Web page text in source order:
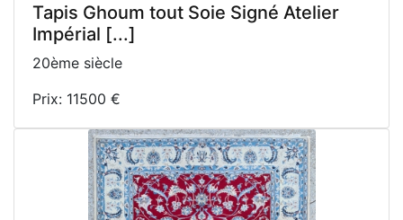
Tapis Ghoum tout Soie Signé Atelier
Impérial [...]
20ème siècle
Prix: 11500 €